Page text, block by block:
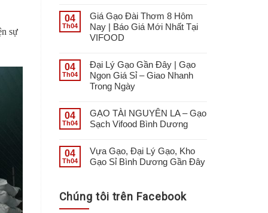
sự
04
Th04
Giá Gạo Đài Thơm 8 Hôm
Nay | Báo Giá Mới Nhất Tại
VIFOOD
04
Th04
Đại Lý Gạo Gần Đây | Gạo
Ngon Giá Sỉ – Giao Nhanh
Trong Ngày
04
Th04
GẠO TÀI NGUYÊN LA – Gạo
Sạch Vifood Bình Dương
04
Th04
Vựa Gạo, Đại Lý Gạo, Kho
Gạo Sỉ Bình Dương Gần Đây
Chúng tôi trên Facebook